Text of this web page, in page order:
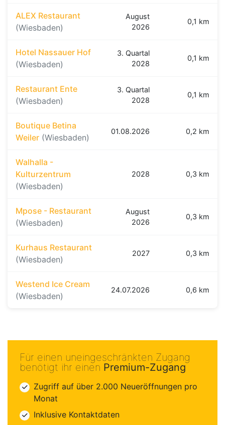
ALEX Restaurant
(Wiesbaden)
August
2026
0,1 km
Hotel Nassauer Hof
(Wiesbaden)
3. Quartal
2028
0,1 km
Restaurant Ente
(Wiesbaden)
3. Quartal
2028
0,1 km
Boutique Betina
Weiler (Wiesbaden)
01.08.2026 0,2 km
Walhalla -
Kulturzentrum
(Wiesbaden)
2028 0,3 km
Mpose - Restaurant
(Wiesbaden)
August
2026
0,3 km
Kurhaus Restaurant
(Wiesbaden)
2027 0,3 km
Westend Ice Cream
(Wiesbaden)
24.07.2026 0,6 km
Für einen uneingeschränkten Zugang
benötigt ihr einen Premium-Zugang
Zugriff auf über 2.000 Neueröffnungen pro
Monat
Inklusive Kontaktdaten